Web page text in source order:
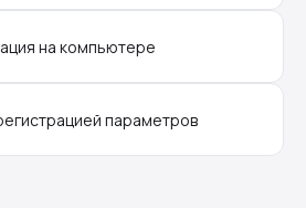
на компьютере
параметров